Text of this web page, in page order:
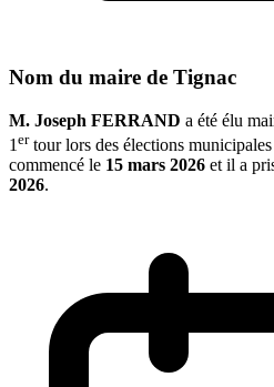
Nom du maire de Tignac
M. Joseph FERRAND a été élu
1ertour lors des élections
commencé le 15 mars 2026 et il a
2026.